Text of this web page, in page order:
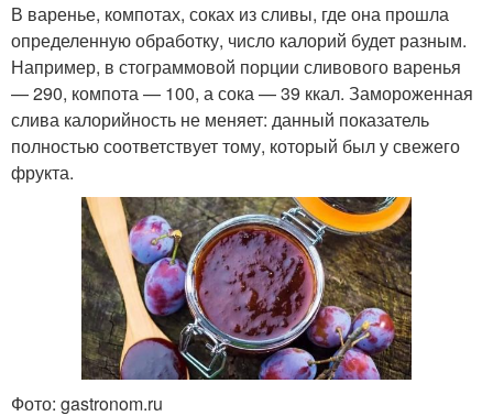
В варенье, компотах, соках из сливы, где она прошла
определенную обработку, число калорий будет разным.
Например, в стограммовой порции сливового варенья
— 290, компота — 100, а сока — 39 ккал. Замороженная
слива калорийность не меняет: данный показатель
полностью соответствует тому, который был у свежего
фрукта.
Фото: gastronom.ru